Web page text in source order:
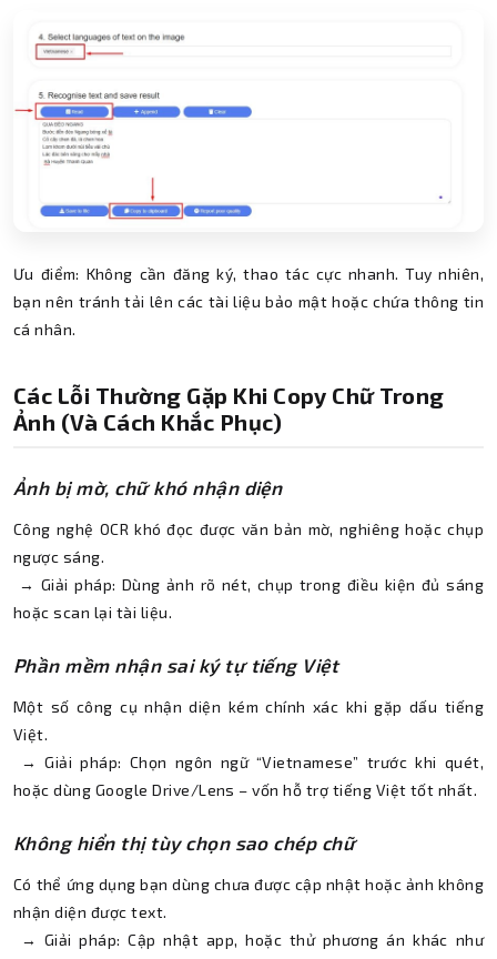
Ưu điểm: Không cần đăng ký, thao tác cực nhanh. Tuy nhiên,
bạn nên tránh tải lên các tài liệu bảo mật hoặc chứa thông tin
cá nhân.
Các Lỗi Thường Gặp Khi Copy Chữ Trong
Ảnh (và Cách Khắc Phục)
Ảnh bị mờ, chữ khó nhận diện
Công nghệ OCR khó đọc được văn bản mờ, nghiêng hoặc chụp
ngược sáng.
→ Giải pháp: Dùng ảnh rõ nét, chụp trong điều kiện đủ sáng
hoặc scan lại tài liệu.
Phần mềm nhận sai ký tự tiếng Việt
Một số công cụ nhận diện kém chính xác khi gặp dấu tiếng
Việt.
→ Giải pháp: Chọn ngôn ngữ “Vietnamese” trước khi quét,
hoặc dùng Google Drive/Lens – vốn hỗ trợ tiếng Việt tốt nhất.
Không hiển thị tùy chọn sao chép chữ
Có thể ứng dụng bạn dùng chưa được cập nhật hoặc ảnh không
nhận diện được text.
→ Giải pháp: Cập nhật app, hoặc thử phương án khác như